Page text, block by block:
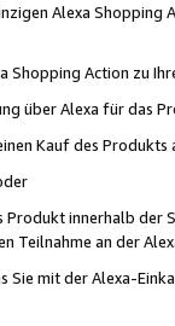
Alexa Shopping
Shopping Action zu
über Alexa für das
Kauf des
innerhalb der
Teilnahme an der
mit der Alexa-